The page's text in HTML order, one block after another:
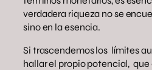
verdadera riqueza no se
sino en la esencia.
Si trascendemos los límites
hallar el propio potencial, que